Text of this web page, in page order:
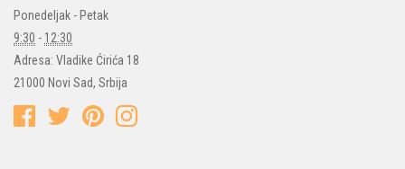
Ponedeljak - Petak
9:30 - 12:30
Adresa: Vladike Ćirića 18
21000 Novi Sad, Srbija